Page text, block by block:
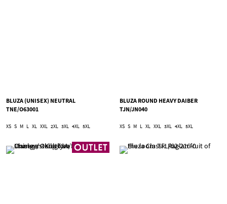
BLUZA (UNISEX) NEUTRAL
TNE/O63001
XS S M L XL XXL 2XL 3XL 4XL 5XL
BLUZA ROUND HEAVY DAIBER
TJN/JN040
XS S M L XL XXL 3XL 4XL 5XL